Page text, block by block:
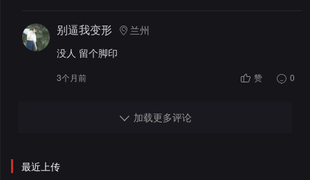
别逼我变形
兰州
没人 留个脚印
3个月前 赞 0
加载更多评论
最近上传